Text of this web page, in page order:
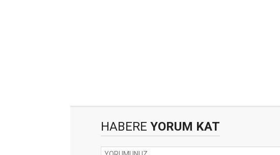
HABERE YORUM KAT